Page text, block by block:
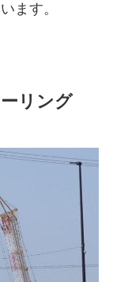
ます。
リング